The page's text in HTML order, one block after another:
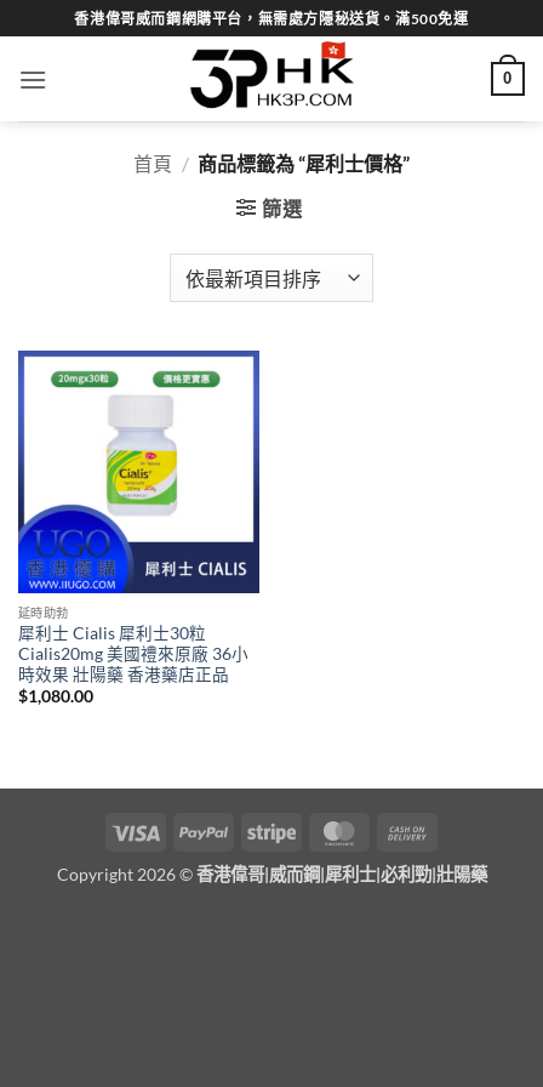
to
content
香港偉哥威而鋼網購平台，無需處方隱秘送貨。滿500免運
0
首頁 / 商品標籤為 “犀利士價格”
篩選
延時助勃
犀利士 Cialis 犀利士30粒
Cialis20mg 美國禮來原廠 36小
時效果 壯陽藥 香港藥店正品
$1,080.00
Visa PayPal Stripe MasterCard
Delivery
Copyright 2026 ©香港偉哥|威而鋼|犀利士|必利勁|壯陽藥